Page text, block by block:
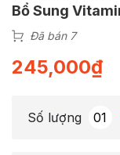
Bổ Sung
Đã bán 7
245,000₫
Số lượng